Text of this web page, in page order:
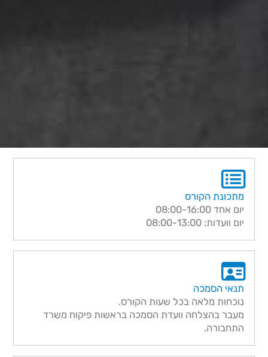
מתכונת הקורס
יום אחד 08:00-16:00
יום וועדות: 08:00-13:00
תנאי הסמכה
נוכחות מלאה בכל שעות הקורס.
מעבר בהצלחה וועדת הסמכה בראשות פיקוח משרד
התחבורה.